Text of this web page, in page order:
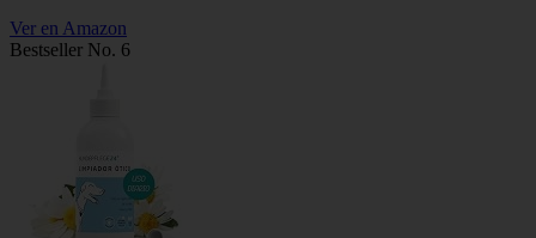
Ver en Amazon
Bestseller No. 6